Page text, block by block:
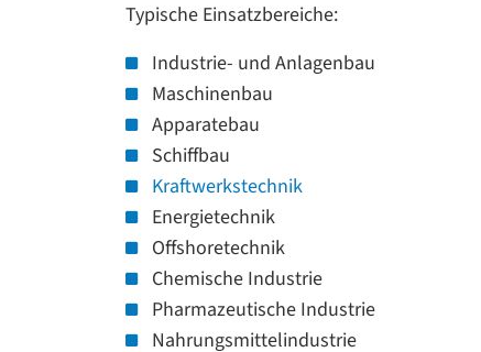
Typische Einsatzbereiche:
Industrie- und Anlagenbau
Maschinenbau
Apparatebau
Schiffbau
Kraftwerkstechnik
Energietechnik
Offshoretechnik
Chemische Industrie
Pharmazeutische Industrie
Nahrungsmittelindustrie